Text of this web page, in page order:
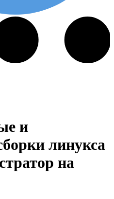
и
линукса
на